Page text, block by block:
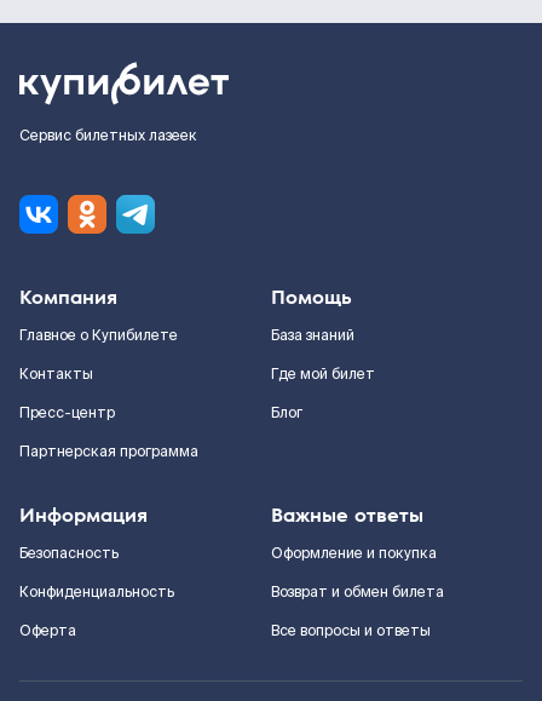
Сервис билетных лазеек
Компания
Главное о Купибилете
Контакты
Пресс-центр
Партнерская программа
Помощь
База знаний
Где мой билет
Блог
Информация
Безопасность
Конфиденциальность
Оферта
Важные ответы
Оформление и покупка
Возврат и обмен билета
Все вопросы и ответы